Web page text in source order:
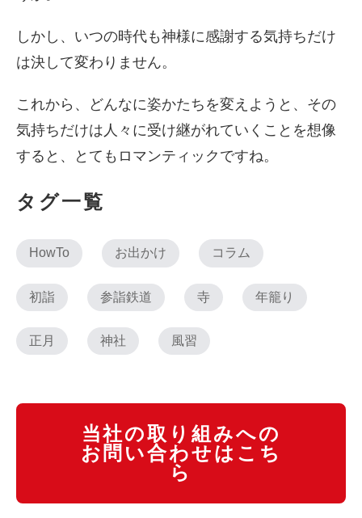
しかし、いつの時代も神様に感謝する気持ちだけ
は決して変わりません。
これから、どんなに姿かたちを変えようと、その
気持ちだけは人々に受け継がれていくことを想像
すると、とてもロマンティックですね。
タグ一覧
HowTo お出かけ コラム
初詣 参詣鉄道 寺 年籠り
正月 神社 風習
当社の取り組みへの
お問い合わせはこち
ら